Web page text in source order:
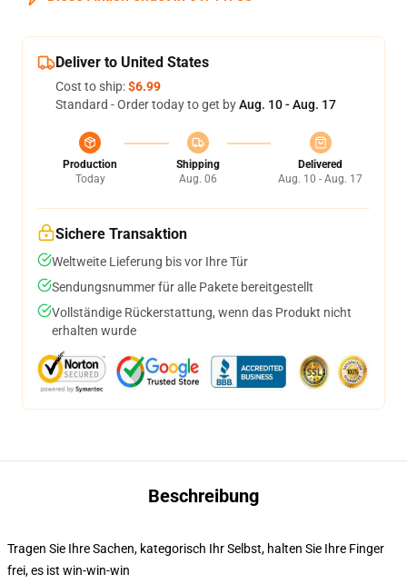
Deliver to United States
Cost to ship:$6.99
Standard - Order today to get byAug. 10 - Aug. 17
Production
Today
Shipping
Aug. 06
Delivered
Aug. 10 - Aug. 17
Sichere Transaktion
Weltweite Lieferung bis vor Ihre Tür
Sendungsnummer für alle Pakete bereitgestellt
Vollständige Rückerstattung, wenn das Produkt nicht
erhalten wurde
Beschreibung
Tragen Sie Ihre Sachen, kategorisch Ihr Selbst, halten Sie Ihre Finger
frei, es ist win-win-win